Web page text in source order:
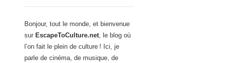
Bonjour, tout le monde, et bienvenue
sur EscapeToCulture.net , le blog où
l’on fait le plein de culture ! Ici, je
parle de cinéma, de musique, de